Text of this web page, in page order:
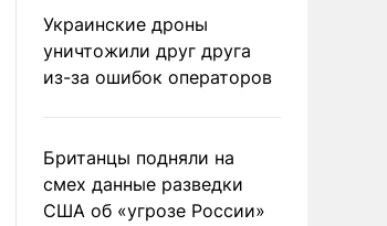
Украинские дроны
уничтожили друг друга
из-за ошибок операторов
Британцы подняли на
смех данные разведки
США об «угрозе России»